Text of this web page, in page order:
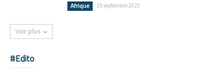
Afrique 29 septembre 2025
Voir plus
#Edito